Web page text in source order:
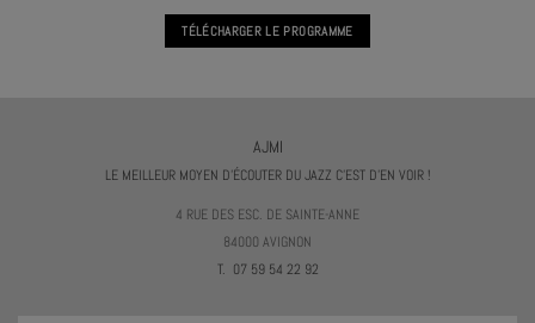
TÉLÉCHARGER LE PROGRAMME
AJMI
LE MEILLEUR MOYEN D'ÉCOUTER DU JAZZ C'EST D'EN VOIR !
4 RUE DES ESC. DE SAINTE-ANNE
84000 AVIGNON
T. 07 59 54 22 92